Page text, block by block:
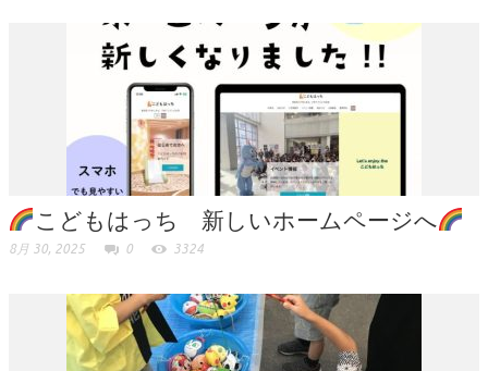
こどもはっち 新しいホームページへ
8月 30, 2025 0 3324